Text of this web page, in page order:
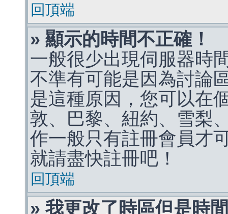
回頂端
» 顯示的時間不正確！
一般很少出現伺服器時
不準有可能是因為討論
是這種原因，您可以在
敦、巴黎、紐約、雪梨
作一般只有註冊會員才
就請盡快註冊吧！
回頂端
» 我更改了時區但是時